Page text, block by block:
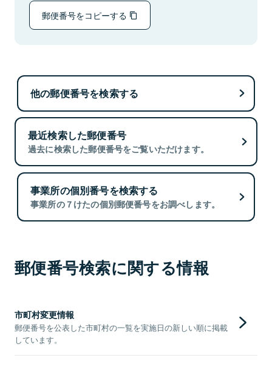
郵便番号をコピーする
他の郵便番号を検索する
最近検索した郵便番号
過去に検索した郵便番号をご覧いただけます。
事業所の個別番号を検索する
事業所の７けたの個別郵便番号をお調べします。
郵便番号検索に関する情報
市町村変更情報
郵便番号を公表した市町村の一覧を実施日の新しい順に掲載
しています。